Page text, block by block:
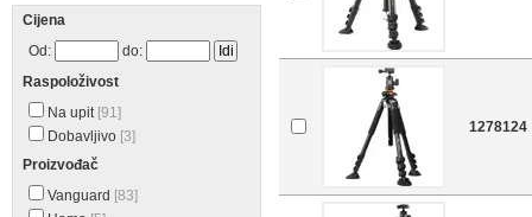
Cijena
Od:
do:
Raspoloživost
Na upit [91]
Dobavljivo [3]
Proizvođač
Vanguard [83]
1278124